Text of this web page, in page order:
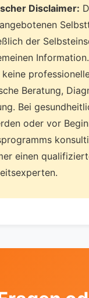
Disclaimer:
der
Beratung,
Bei
oder vor
einen